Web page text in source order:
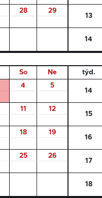
28 29
13
14
So Ne
týd.
4 5
14
11 12
15
18 19
16
25 26
17
18